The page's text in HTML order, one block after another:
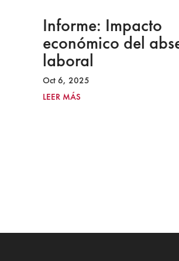
Informe: Impacto
económico del
laboral
Oct 6, 2025
LEER MÁS